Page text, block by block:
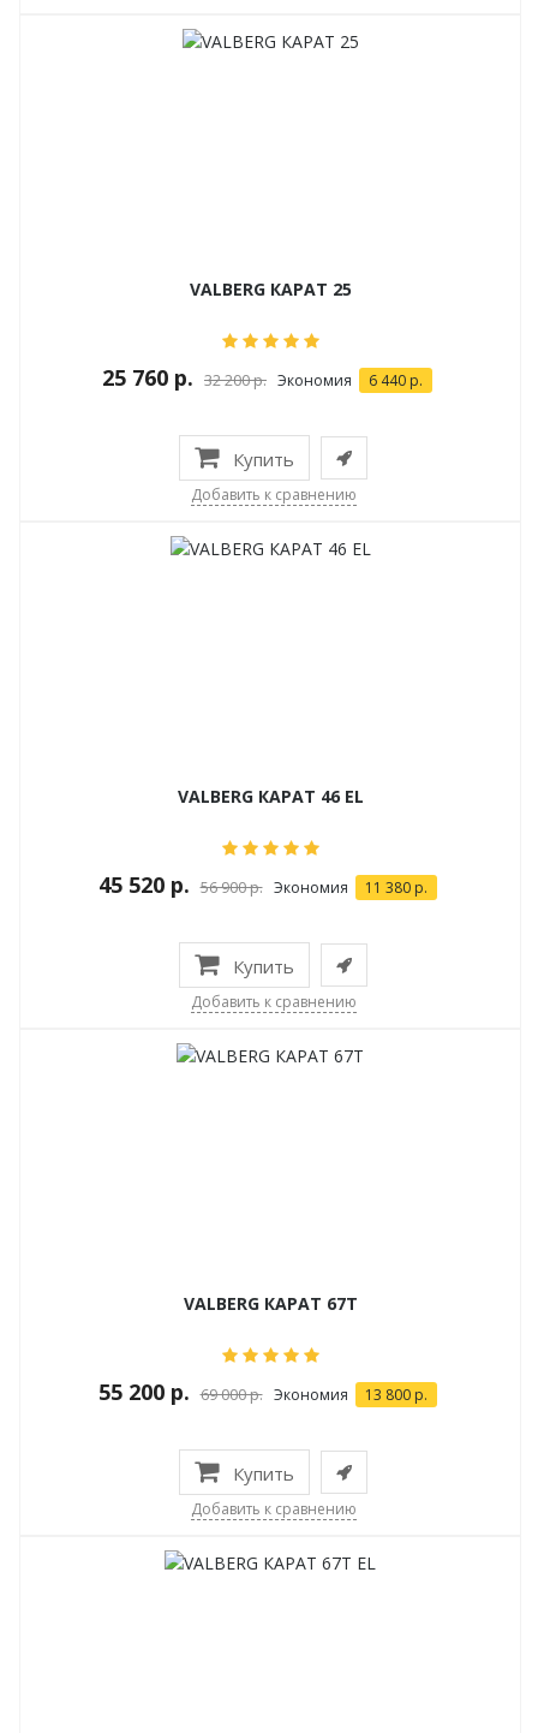
VALBERG КАРАТ 25
25 760 р. 32 200 р. Экономия 6 440 р.
Купить
Добавить к сравнению
VALBERG КАРАТ 46 EL
45 520 р. 56 900 р. Экономия 11 380 р.
Купить
Добавить к сравнению
VALBERG КАРАТ 67T
55 200 р. 69 000 р. Экономия 13 800 р.
Купить
Добавить к сравнению